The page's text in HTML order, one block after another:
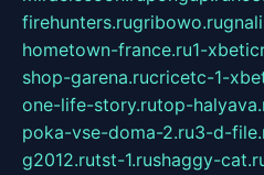
firehunters.rugribowo.ru
hometown-france.ru1-
shop-garena.rucricetc-1-
one-life-story.rutop-
poka-vse-doma-2.ru3-d-
g2012.rutst-1.rushaggy-